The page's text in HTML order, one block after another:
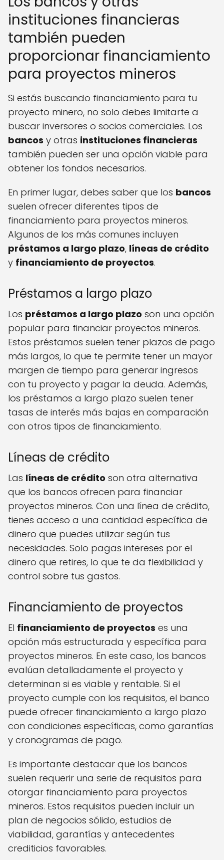
instituciones financieras
también pueden
proporcionar financiamiento
para proyectos mineros
Si estás buscando financiamiento para tu
proyecto minero, no solo debes limitarte a
buscar inversores o socios comerciales. Los
bancos y otras instituciones financieras
también pueden ser una opción viable para
obtener los fondos necesarios.
En primer lugar, debes saber que los bancos
suelen ofrecer diferentes tipos de
financiamiento para proyectos mineros.
Algunos de los más comunes incluyen
préstamos a largo plazo, líneas de crédito
y financiamiento de proyectos.
Préstamos a largo plazo
Los préstamos a largo plazo son una opción
popular para financiar proyectos mineros.
Estos préstamos suelen tener plazos de pago
más largos, lo que te permite tener un mayor
margen de tiempo para generar ingresos
con tu proyecto y pagar la deuda. Además,
los préstamos a largo plazo suelen tener
tasas de interés más bajas en comparación
con otros tipos de financiamiento.
Líneas de crédito
Las líneas de crédito son otra alternativa
que los bancos ofrecen para financiar
proyectos mineros. Con una línea de crédito,
tienes acceso a una cantidad específica de
dinero que puedes utilizar según tus
necesidades. Solo pagas intereses por el
dinero que retires, lo que te da flexibilidad y
control sobre tus gastos.
Financiamiento de proyectos
El financiamiento de proyectos es una
opción más estructurada y específica para
proyectos mineros. En este caso, los bancos
evalúan detalladamente el proyecto y
determinan si es viable y rentable. Si el
proyecto cumple con los requisitos, el banco
puede ofrecer financiamiento a largo plazo
con condiciones específicas, como garantías
y cronogramas de pago.
Es importante destacar que los bancos
suelen requerir una serie de requisitos para
otorgar financiamiento para proyectos
mineros. Estos requisitos pueden incluir un
plan de negocios sólido, estudios de
viabilidad, garantías y antecedentes
crediticios favorables.